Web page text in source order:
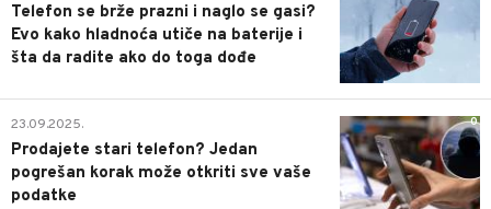
Telefon se brže prazni i naglo se gasi?
Evo kako hladnoća utiče na baterije i
šta da radite ako do toga dođe
0
23.09.2025.
Prodajete stari telefon? Jedan
pogrešan korak može otkriti sve vaše
podatke